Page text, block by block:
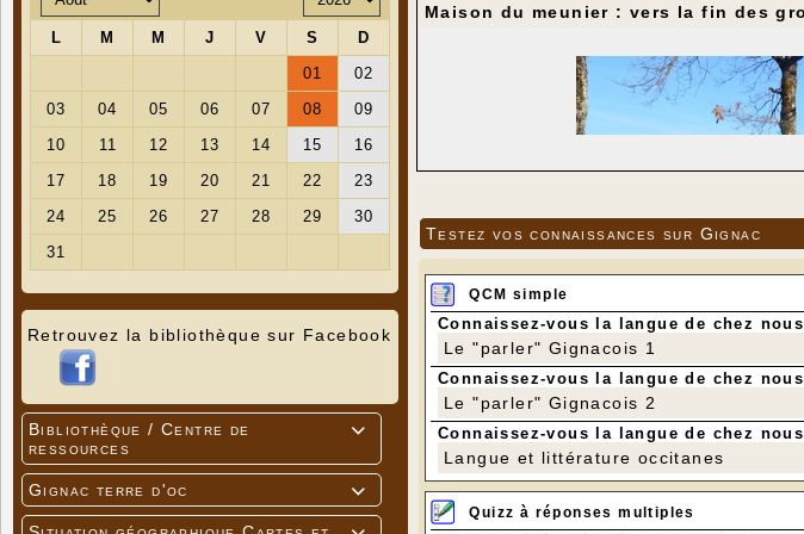
Retrouvez la bibliothèque sur Facebook

Bibliothèque / Centre de
ressources

Gignac terre d'oc
Maison du meunier : vers la fin des
Testez vos connaissances sur Gignac
QCM simple
Connaissez-vous la langue de chez
Le "parler" Gignacois 1
Connaissez-vous la langue de chez
Le "parler" Gignacois 2
Connaissez-vous la langue de chez
Langue et littérature occitanes
Quizz à réponses multiples